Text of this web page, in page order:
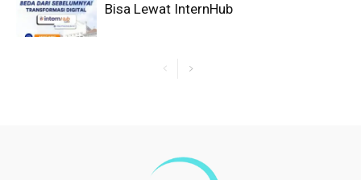
Bisa Lewat InternHub